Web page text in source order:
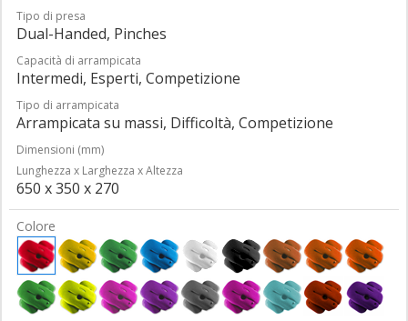
Tipo di presa
Dual-Handed, Pinches
Capacità di arrampicata
Intermedi, Esperti, Competizione
Tipo di arrampicata
Arrampicata su massi, Difficoltà, Competizione
Dimensioni (mm)
Lunghezza x Larghezza x Altezza
650 x 350 x 270
Colore